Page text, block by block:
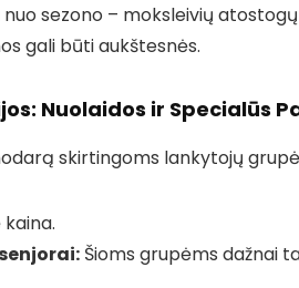
sezono – moksleivių
gali būti aukštesnės.
Nuolaidos ir Specialūs
skirtingoms lankytojų
Šioms grupėms dažnai